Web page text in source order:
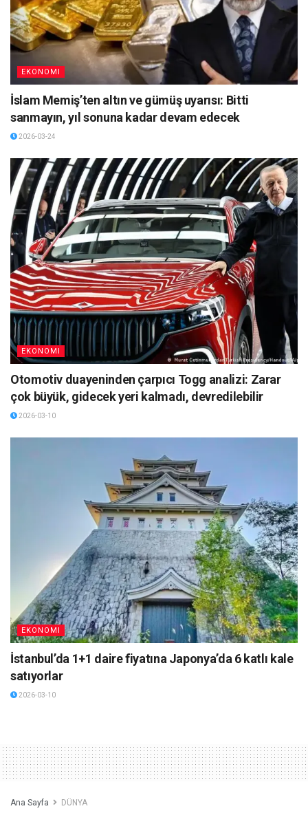
EKONOMI
İslam Memiş’ten altın ve gümüş uyarısı: Bitti
sanmayın, yıl sonuna kadar devam edecek
2026-03-24
EKONOMI
Otomotiv duayeninden çarpıcı Togg analizi: Zarar
çok büyük, gidecek yeri kalmadı, devredilebilir
2026-03-10
EKONOMI
İstanbul’da 1+1 daire fiyatına Japonya’da 6 katlı kale
satıyorlar
2026-03-10
Ana Sayfa DÜNYA